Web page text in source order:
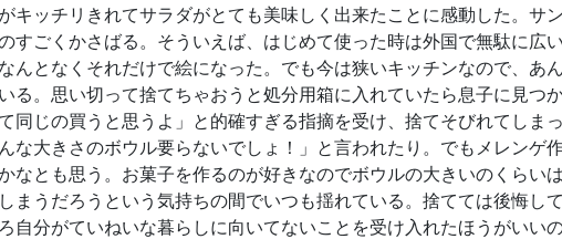
キッチリきれてサラダがとても美味しく出来たことに感動した。
すごくかさばる。そういえば、はじめて使った時は外国で無駄に
んとなくそれだけで絵になった。でも今は狭いキッチンなので、あ
る。思い切って捨てちゃおうと処分用箱に入れていたら息子に見
同じの買うと思うよ」と的確すぎる指摘を受け、捨てそびれてし
んな大きさのボウル要らないでしょ！」と言われたり。でもメレン
なとも思う。お菓子を作るのが好きなのでボウルの大きいのくら
まうだろうという気持ちの間でいつも揺れている。捨てては後悔
自分がていねいな暮らしに向いてないことを受け入れたほうがいいの